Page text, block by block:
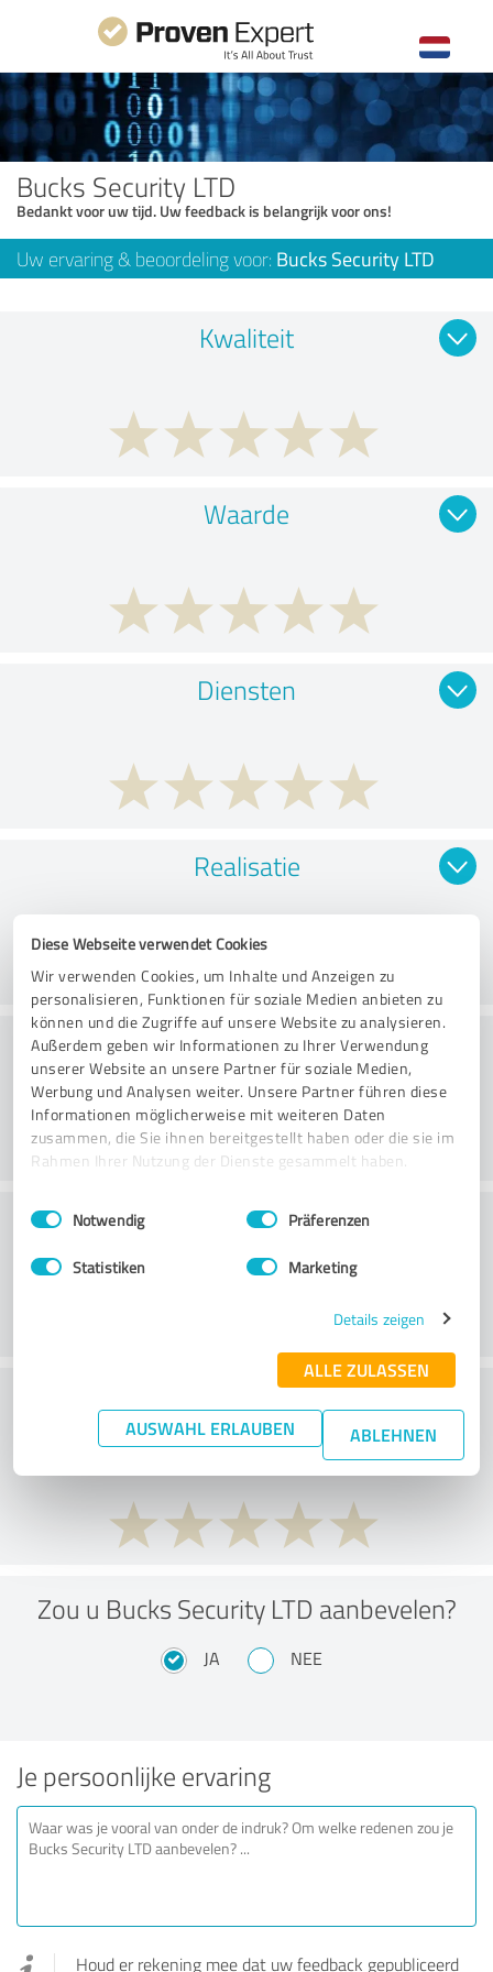
Diese Webseite verwendet Cookies
Wir verwenden Cookies, um Inhalte und Anzeigen zu
personalisieren, Funktionen für soziale Medien anbieten zu
können und die Zugriffe auf unsere Website zu analysieren.
Außerdem geben wir Informationen zu Ihrer Verwendung
unserer Website an unsere Partner für soziale Medien,
Werbung und Analysen weiter. Unsere Partner führen diese
Informationen möglicherweise mit weiteren Daten
zusammen, die Sie ihnen bereitgestellt haben oder die sie im
Rahmen Ihrer Nutzung der Dienste gesammelt haben.
Impressum Datenschutzbestimmungen
Einwilligungsauswahl
Notwendig Präferenzen
Statistiken Marketing
Details zeigen
ALLE ZULASSEN
AUSWAHL ERLAUBEN ABLEHNEN
Bucks Security LTD
Bedankt voor uw tijd. Uw feedback is belangrijk voor ons!
Uw ervaring & beoordeling voor: Bucks Security LTD
Kwaliteit
Waarde
Diensten
Realisatie
Consulting
Klantenservice
Wat vind je van de prijs-
prestatieverhouding?
Zou u Bucks Security LTD aanbevelen?
JA NEE
Je persoonlijke ervaring
Houd er rekening mee dat uw feedback gepubliceerd